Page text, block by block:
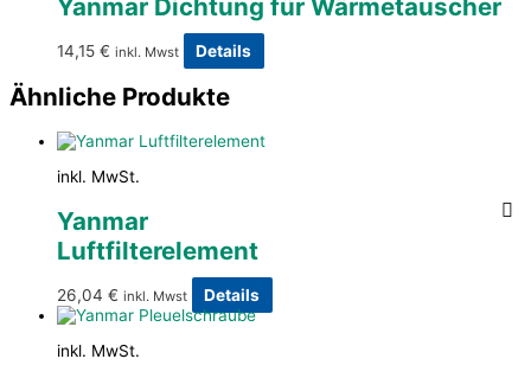
Yanmar Dichtung für Wärmetauscher
14,15 € inkl. Mwst Details
Ähnliche Produkte
inkl. MwSt.
Yanmar
Luftfilterelement
26,04 € inkl. Mwst Details
inkl. MwSt.